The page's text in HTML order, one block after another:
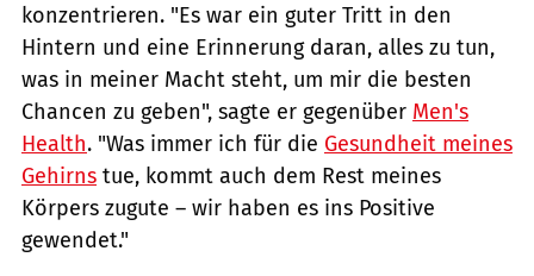
konzentrieren. "Es war ein guter Tritt in den
Hintern und eine Erinnerung daran, alles zu tun,
was in meiner Macht steht, um mir die besten
Chancen zu geben", sagte er gegenüber Men's
Health. "Was immer ich für die Gesundheit meines
Gehirns tue, kommt auch dem Rest meines
Körpers zugute – wir haben es ins Positive
gewendet."